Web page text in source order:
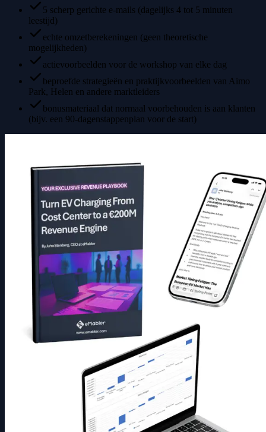
5 scherp gerichte e-mails (dagelijks 4 tot 5 minuten
leestijd)
echte omzetberekeningen (geen theoretische
mogelijkheden)
actievoorbeelden voor de workshop van elke dag
beproefde strategieën en praktijkvoorbeelden van Aimo
Park, Helen en andere marktleiders
bonusmateriaal dat normaal voorbehouden is aan klanten
(bijv. een 90-dagenstappenplan voor de start)